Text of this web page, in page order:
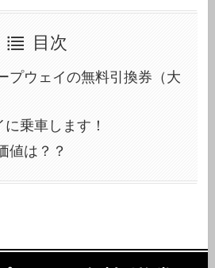
目次
プウェイの無料引換券（大
乗車します！
値は？？